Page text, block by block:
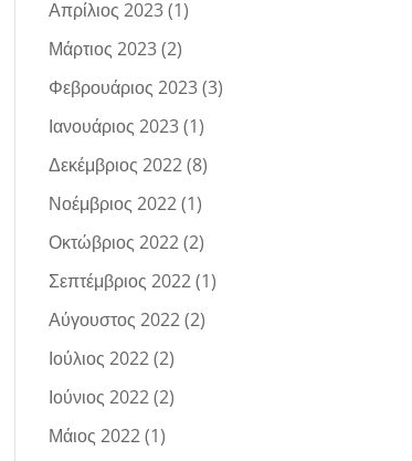
Απρίλιος 2023(1)
Μάρτιος 2023(2)
Φεβρουάριος 2023(3)
Ιανουάριος 2023(1)
Δεκέμβριος 2022(8)
Νοέμβριος 2022(1)
Οκτώβριος 2022(2)
Σεπτέμβριος 2022(1)
Αύγουστος 2022(2)
Ιούλιος 2022(2)
Ιούνιος 2022(2)
Μάιος 2022(1)